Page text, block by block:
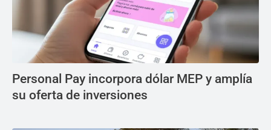
Personal Pay incorpora dólar MEP y amplía
su oferta de inversiones